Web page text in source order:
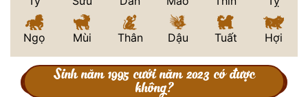
Ngọ Mùi Thân Dậu Tuất Hợi
Sinh năm 1995 cưới năm 2023 có được
không?